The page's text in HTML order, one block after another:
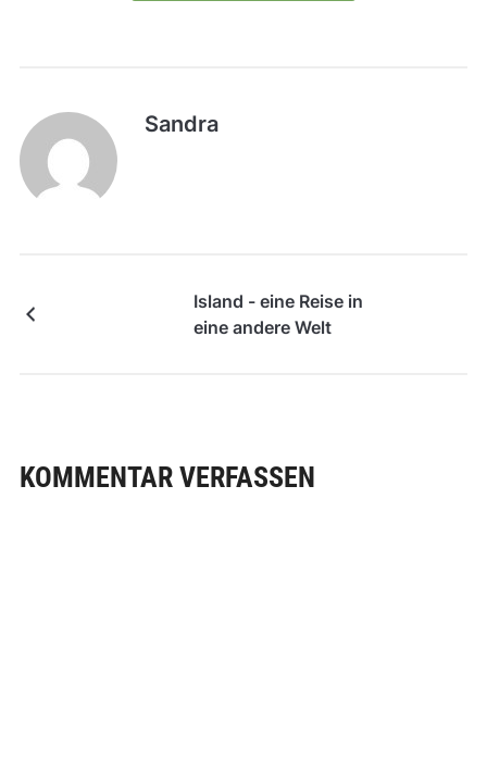
Sandra
Island - eine Reise in
eine andere Welt
KOMMENTAR VERFASSEN